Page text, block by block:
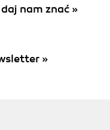
nam znać »
»